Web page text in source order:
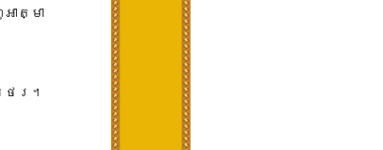
ត្មា​
េ​រ​។​